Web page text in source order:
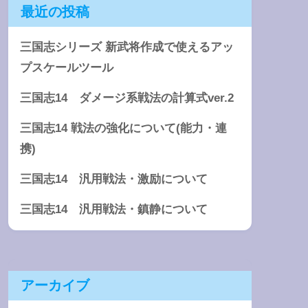
最近の投稿
三国志シリーズ 新武将作成で使えるアッ
プスケールツール
三国志14 ダメージ系戦法の計算式ver.2
三国志14 戦法の強化について(能力・連
携)
三国志14 汎用戦法・激励について
三国志14 汎用戦法・鎮静について
アーカイブ